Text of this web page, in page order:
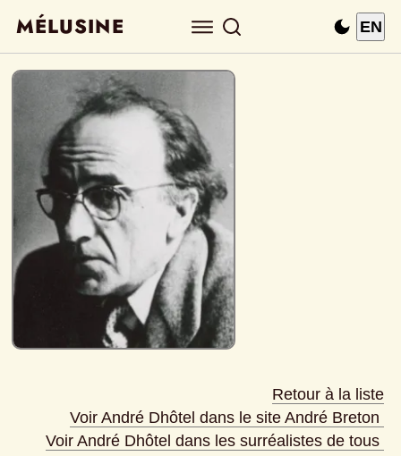
MÉLUSINE EN
Retour à la liste
Voir André Dhôtel dans le site André Breton
Voir André Dhôtel dans les surréalistes de tous